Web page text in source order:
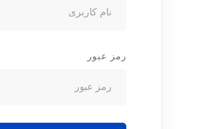
رمز عبور